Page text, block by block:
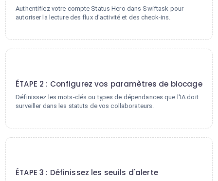
Authentifiez votre compte Status Hero dans Swiftask pour
autoriser la lecture des flux d'activité et des check-ins.
ÉTAPE 2 : Configurez vos paramètres de blocage
Définissez les mots-clés ou types de dépendances que l'IA doit
surveiller dans les statuts de vos collaborateurs.
ÉTAPE 3 : Définissez les seuils d'alerte